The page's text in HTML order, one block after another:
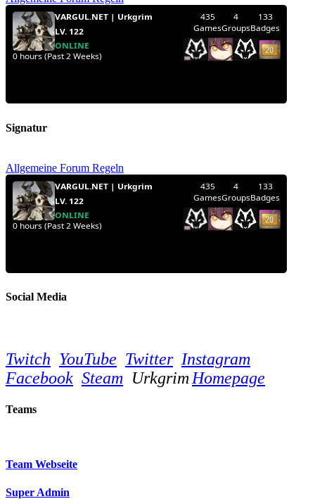
Signatur
Allgemeine Forum Regeln
Social Media
Twitch YouTube Twitter Instagram
Facebook Steam UrkgrimHomepage
Teams
Team Webseite
Super Admin